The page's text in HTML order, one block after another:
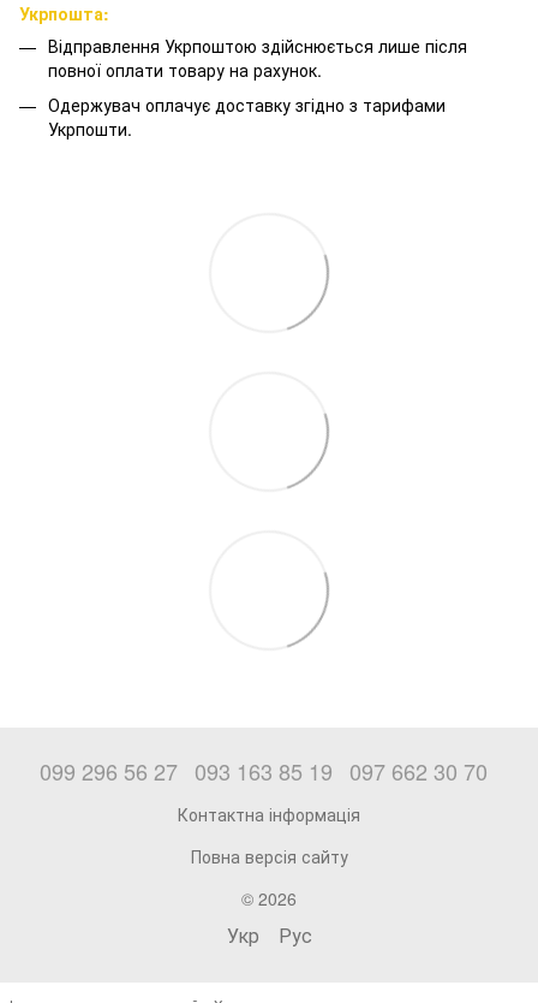
Укрпошта:
Відправлення Укрпоштою здійснюється лише після
повної оплати товару на рахунок.
Одержувач оплачує доставку згідно з тарифами
Укрпошти.
099 296 56 27 093 163 85 19 097 662 30 70
Контактна інформація
Повна версія сайту
© 2026
Укр Рус